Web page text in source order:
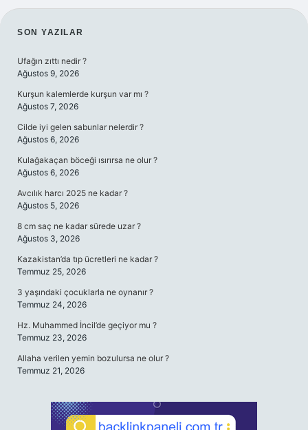
SIDEBAR
SON YAZILAR
Ufağın zıttı nedir ?
Ağustos 9, 2026
Kurşun kalemlerde kurşun var mı ?
Ağustos 7, 2026
Cilde iyi gelen sabunlar nelerdir ?
Ağustos 6, 2026
Kulağakaçan böceği ısırırsa ne olur ?
Ağustos 6, 2026
Avcılık harcı 2025 ne kadar ?
Ağustos 5, 2026
8 cm saç ne kadar sürede uzar ?
Ağustos 3, 2026
Kazakistan’da tıp ücretleri ne kadar ?
Temmuz 25, 2026
3 yaşındaki çocuklarla ne oynanır ?
Temmuz 24, 2026
Hz. Muhammed İncil’de geçiyor mu ?
Temmuz 23, 2026
Allaha verilen yemin bozulursa ne olur ?
Temmuz 21, 2026